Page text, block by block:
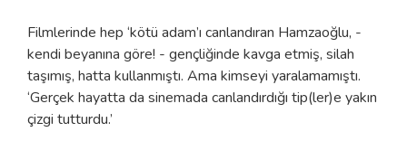
Filmlerinde hep ‘kötü adam’ı canlandıran Hamzaoğlu, -
kendi beyanına göre! - gençliğinde kavga etmiş, silah
taşımış, hatta kullanmıştı. Ama kimseyi yaralamamıştı.
‘Gerçek hayatta da sinemada canlandırdığı tip(ler)e yakın
çizgi tutturdu.’